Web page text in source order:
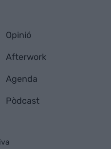
Opinió
Afterwork
Agenda
Pòdcast